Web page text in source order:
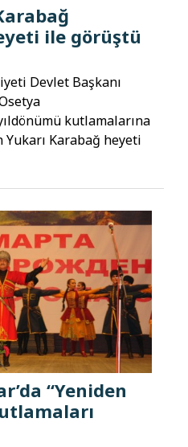
ile görüştü
Devlet Başkanı
kutlamalarına
Karabağ heyeti
“Yeniden